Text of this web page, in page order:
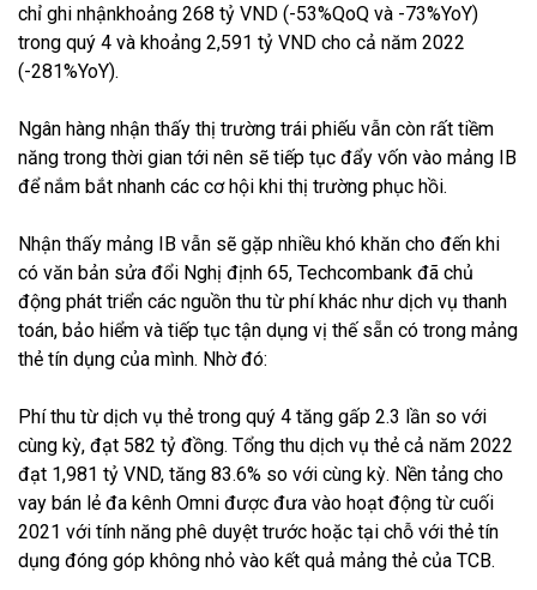
chỉ ghi nhậnkhoảng 268 tỷ VND (-53%QoQ và -73%YoY)
trong quý 4 và khoảng 2,591 tỷ VND cho cả năm 2022
(-281%YoY).
Ngân hàng nhận thấy thị trường trái phiếu vẫn còn rất tiềm
năng trong thời gian tới nên sẽ tiếp tục đẩy vốn vào mảng IB
để nắm bắt nhanh các cơ hội khi thị trường phục hồi.
Nhận thấy mảng IB vẫn sẽ gặp nhiều khó khăn cho đến khi
có văn bản sửa đổi Nghị định 65, Techcombank đã chủ
động phát triển các nguồn thu từ phí khác như dịch vụ thanh
toán, bảo hiểm và tiếp tục tận dụng vị thế sẵn có trong mảng
thẻ tín dụng của mình. Nhờ đó:
Phí thu từ dịch vụ thẻ trong quý 4 tăng gấp 2.3 lần so với
cùng kỳ, đạt 582 tỷ đồng. Tổng thu dịch vụ thẻ cả năm 2022
đạt 1,981 tỷ VND, tăng 83.6% so với cùng kỳ. Nền tảng cho
vay bán lẻ đa kênh Omni được đưa vào hoạt động từ cuối
2021 với tính năng phê duyệt trước hoặc tại chỗ với thẻ tín
dụng đóng góp không nhỏ vào kết quả mảng thẻ của TCB.